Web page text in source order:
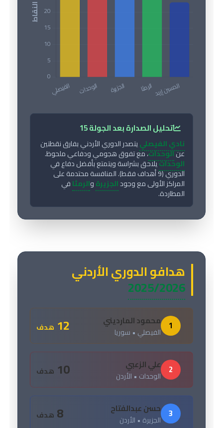
تحليل الصدارة بعد الجولة 15
نادي الفيصلييتصدر الدوري الأردني بفارق نقطتين
عنالوحدات، مع تفوق هجومي ودفاعي ملحوظ.
الوحداتيلاحق بشراسة ويتمتع بأفضل دفاع في
الدوري (9 أهداف فقط). المنافسة محتدمة على
المراكز الأولى مع وجودالجزيرةوالرمثافي
المطاردة.
هدافو الدوري الأردني
2025/2026
1 محمود المارديني
الفيصلي • سوريا 12 هدف
2 علي الزعبي
الوحدات • الأردن 10 هدف
3 حسن عبدالفتاح
الجزيرة • الأردن 8 هدف